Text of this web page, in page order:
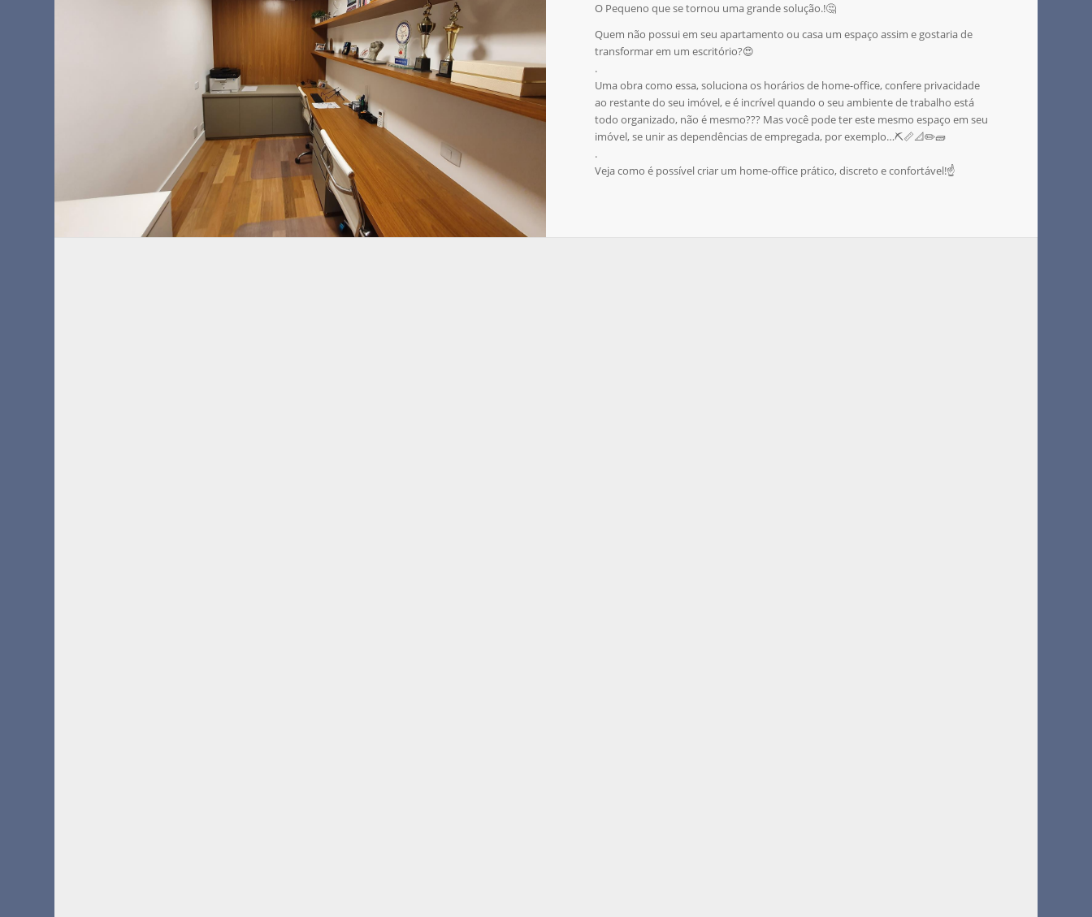
O Pequeno que se tornou uma grande solução.!🤔
Quem não possui em seu apartamento ou casa um espaço assim e gostaria de
transformar em um escritório?😍
.
Uma obra como essa, soluciona os horários de home-office, confere privacidade
ao restante do seu imóvel, e é incrível quando o seu ambiente de trabalho está
todo organizado, não é mesmo??? Mas você pode ter este mesmo espaço em seu
imóvel, se unir as dependências de empregada, por exemplo…⛏️📏📐✏️🧱
.
Veja como é possível criar um home-office prático, discreto e confortável!☝️